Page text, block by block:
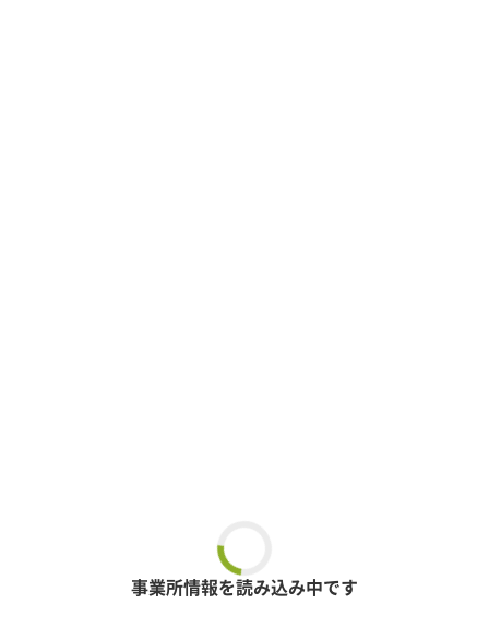
事業所情報を読み込み中です